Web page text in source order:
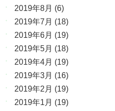
2019年8月 (6)
2019年7月 (18)
2019年6月 (19)
2019年5月 (18)
2019年4月 (19)
2019年3月 (16)
2019年2月 (19)
2019年1月 (19)